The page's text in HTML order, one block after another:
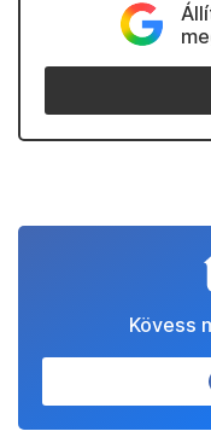
Kövess